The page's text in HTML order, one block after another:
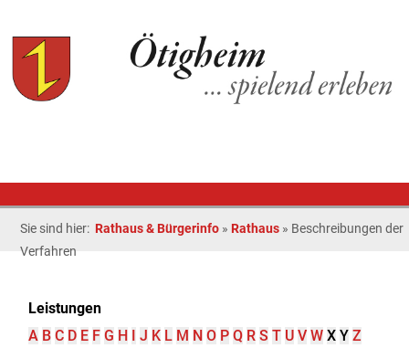
Sie sind hier: Rathaus & Bürgerinfo » Rathaus » Beschreibungen der
Verfahren
Leistungen
A B C D E F G H I J K L M N O P Q R S T U V W X Y Z